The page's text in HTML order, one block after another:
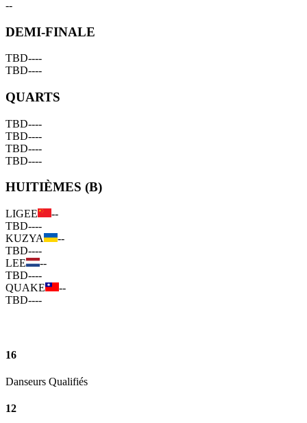
--
DEMI-FINALE
TBD----
TBD----
QUARTS
TBD----
TBD----
TBD----
TBD----
HUITIÈMES (B)
LIGEE
--
TBD----
KUZYA
--
TBD----
LEE
--
TBD----
QUAKE
--
TBD----
16
Danseurs Qualifiés
12